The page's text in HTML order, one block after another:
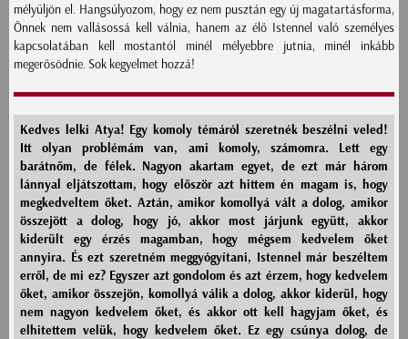
mélyüljön el. Hangsúlyozom, hogy ez nem pusztán egy új magatartásforma,
Önnek nem vallásossá kell válnia, hanem az élő Istennel való személyes
kapcsolatában kell mostantól minél mélyebbre jutnia, minél inkább
megerősödnie. Sok kegyelmet hozzá!
Kedves lelki Atya! Egy komoly témáról szeretnék beszélni veled!
Itt olyan problémám van, ami komoly, számomra. Lett egy
barátnőm, de félek. Nagyon akartam egyet, de ezt már három
lánnyal eljátszottam, hogy először azt hittem én magam is, hogy
megkedveltem őket. Aztán, amikor komollyá vált a dolog, amikor
összejött a dolog, hogy jó, akkor most járjunk együtt, akkor
kiderült egy érzés magamban, hogy mégsem kedvelem őket
annyira. És ezt szeretném meggyógyítani, Istennel már beszéltem
erről, de mi ez? Egyszer azt gondolom és azt érzem, hogy kedvelem
őket, amikor összejön, komollyá válik a dolog, akkor kiderül, hogy
nem nagyon kedvelem őket, és akkor ott kell hagyjam őket, és
elhitettem velük, hogy kedvelem őket. Ez egy csúnya dolog, de